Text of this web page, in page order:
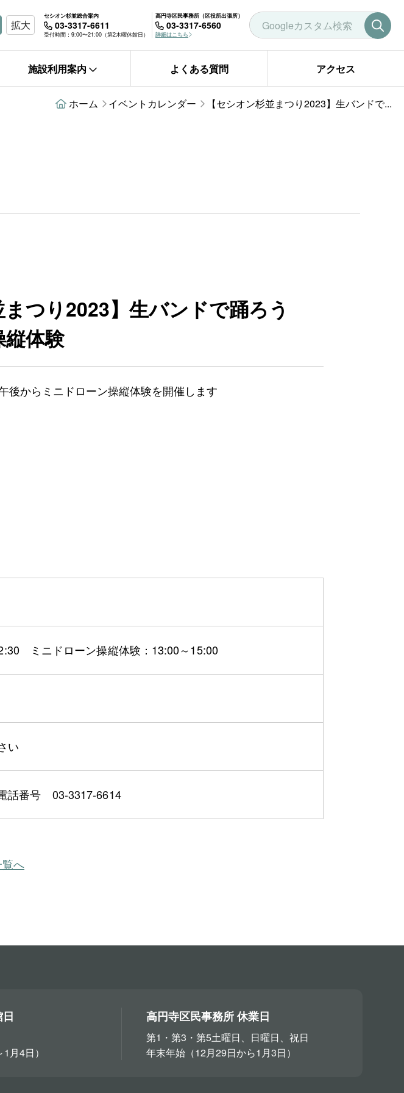
拡大
セシオン杉並総合案内
03-3317-6611
受付時間：9:00〜21:00（第2木曜休館日）
高円寺区民事務所（区役所出張所）
03-3317-6560
詳細はこちら
施設利用案内 よくある質問 アクセス
ホーム イベントカレンダー 【セシオン杉並まつり2023】生バンドで...
まつり2023】生バンドで踊ろう
縦体験
後からミニドローン操縦体験を開催します
ミニドローン操縦体験：13:00～15:00
い
話番号 03-3317-6614
へ
月4日）
高円寺区民事務所 休業日
第1・第3・第5土曜日、日曜日、祝日
年末年始（12月29日から1月3日）